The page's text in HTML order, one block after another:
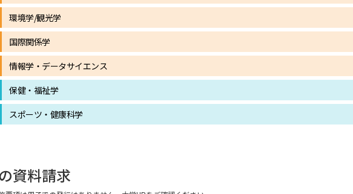
ユーザーサポート
環境学/観光学
国際関係学
情報学・データサイエンス
保健・福祉学
スポーツ・健康科学
資料請求